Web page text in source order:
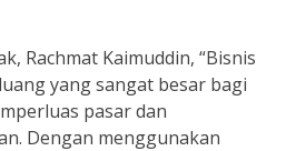
Rachmat Kaimuddin, “Bisnis
yang sangat besar bagi
pasar dan
Dengan menggunakan